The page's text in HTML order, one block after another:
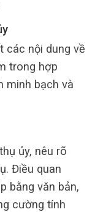
các nội dung về
trong hợp
minh bạch và
ủy, nêu rõ
Điều quan
bằng văn bản,
cường tính